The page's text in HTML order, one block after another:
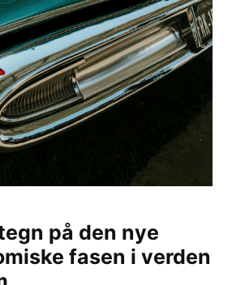
på den nye
fasen i verden